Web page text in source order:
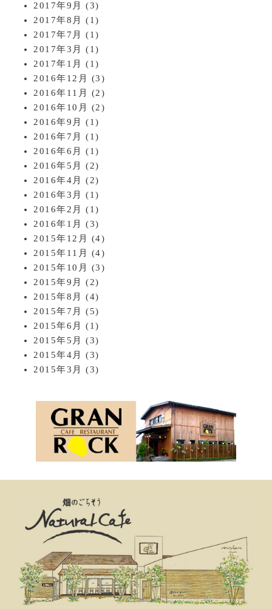
2017年9月
(3)
2017年8月
(1)
2017年7月
(1)
2017年3月
(1)
2017年1月
(1)
2016年12月
(3)
2016年11月
(2)
2016年10月
(2)
2016年9月
(1)
2016年7月
(1)
2016年6月
(1)
2016年5月
(2)
2016年4月
(2)
2016年3月
(1)
2016年2月
(1)
2016年1月
(3)
2015年12月
(4)
2015年11月
(4)
2015年10月
(3)
2015年9月
(2)
2015年8月
(4)
2015年7月
(5)
2015年6月
(1)
2015年5月
(3)
2015年4月
(3)
2015年3月
(3)